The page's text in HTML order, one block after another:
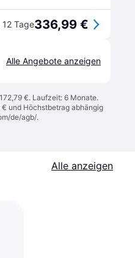
12 Tage336,99 €
Alle Angebote anzeigen
€. Laufzeit: 6 Monate.
und Höchstbetrag abhängig
de/agb/.
Alle anzeigen